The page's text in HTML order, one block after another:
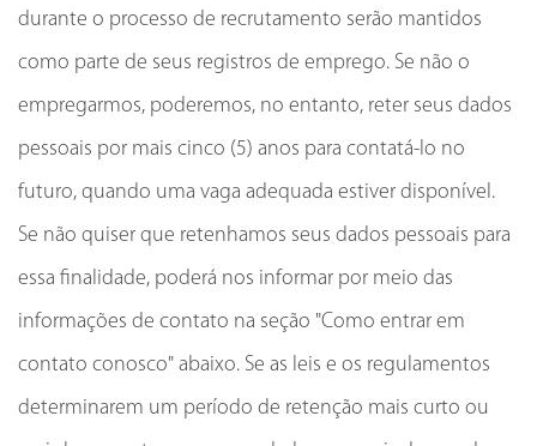
durante o processo de recrutamento serão mantidos
como parte de seus registros de emprego. Se não o
empregarmos, poderemos, no entanto, reter seus dados
pessoais por mais cinco (5) anos para contatá-lo no
futuro, quando uma vaga adequada estiver disponível.
Se não quiser que retenhamos seus dados pessoais para
essa finalidade, poderá nos informar por meio das
informações de contato na seção "Como entrar em
contato conosco" abaixo. Se as leis e os regulamentos
determinarem um período de retenção mais curto ou